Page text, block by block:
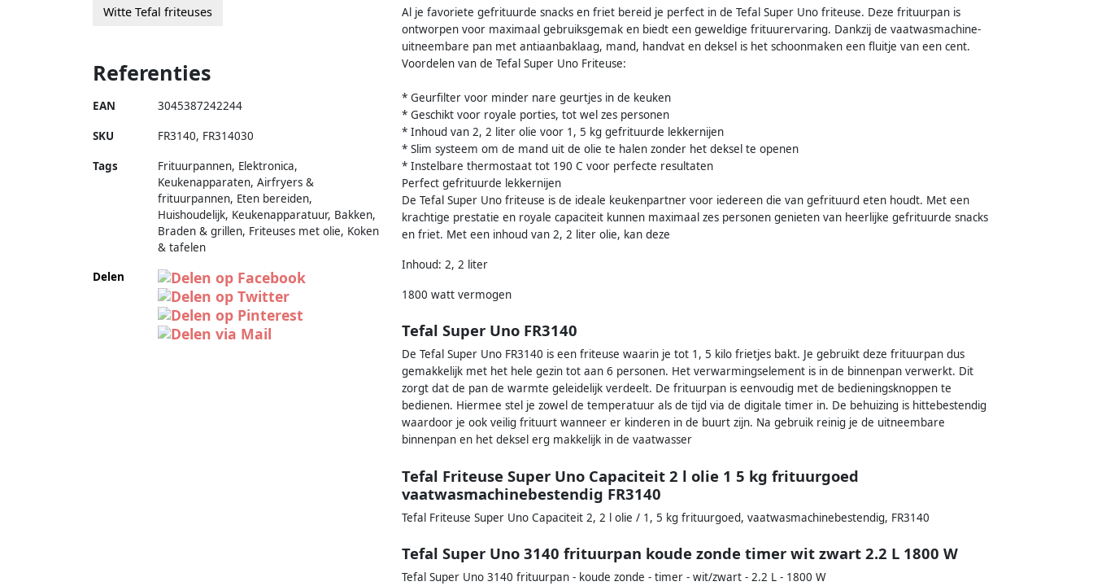
Al je favoriete gefrituurde snacks en friet bereid je perfect in de Tefal Super Uno friteuse. Deze frituurpan is
ontworpen voor maximaal gebruiksgemak en biedt een geweldige frituurervaring. Dankzij de vaatwasmachine-
uitneembare pan met antiaanbaklaag, mand, handvat en deksel is het schoonmaken een fluitje van een cent.
Voordelen van de Tefal Super Uno Friteuse:
* Geurfilter voor minder nare geurtjes in de keuken
* Geschikt voor royale porties, tot wel zes personen
* Inhoud van 2, 2 liter olie voor 1, 5 kg gefrituurde lekkernijen
* Slim systeem om de mand uit de olie te halen zonder het deksel te openen
* Instelbare thermostaat tot 190 C voor perfecte resultaten
Perfect gefrituurde lekkernijen
De Tefal Super Uno friteuse is de ideale keukenpartner voor iedereen die van gefrituurd eten houdt. Met een
krachtige prestatie en royale capaciteit kunnen maximaal zes personen genieten van heerlijke gefrituurde snacks
en friet. Met een inhoud van 2, 2 liter olie, kan deze
Inhoud: 2, 2 liter
1800 watt vermogen
Tefal Super Uno FR3140
De Tefal Super Uno FR3140 is een friteuse waarin je tot 1, 5 kilo frietjes bakt. Je gebruikt deze frituurpan dus
gemakkelijk met het hele gezin tot aan 6 personen. Het verwarmingselement is in de binnenpan verwerkt. Dit
zorgt dat de pan de warmte geleidelijk verdeelt. De frituurpan is eenvoudig met de bedieningsknoppen te
bedienen. Hiermee stel je zowel de temperatuur als de tijd via de digitale timer in. De behuizing is hittebestendig
waardoor je ook veilig frituurt wanneer er kinderen in de buurt zijn. Na gebruik reinig je de uitneembare
binnenpan en het deksel erg makkelijk in de vaatwasser
Tefal Friteuse Super Uno Capaciteit 2 l olie 1 5 kg frituurgoed
vaatwasmachinebestendig FR3140
Tefal Friteuse Super Uno Capaciteit 2, 2 l olie / 1, 5 kg frituurgoed, vaatwasmachinebestendig, FR3140
Tefal Super Uno 3140 frituurpan koude zonde timer wit zwart 2.2 L 1800 W
Tefal Super Uno 3140 frituurpan - koude zonde - timer - wit/zwart - 2.2 L - 1800 W
Witte Tefal friteuses
Referenties
EAN 3045387242244
SKU FR3140, FR314030
Tags
Frituurpannen, Elektronica,
Keukenapparaten, Airfryers &
frituurpannen, Eten bereiden,
Huishoudelijk, Keukenapparatuur, Bakken,
Braden & grillen, Friteuses met olie, Koken
& tafelen
Delen